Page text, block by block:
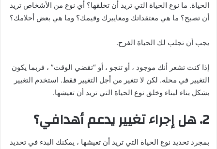
الحياة. ما نوع الحياة التي تريد أن تخلقها؟ أي نوع من الأشخاص تريد
أن تصبح؟ ما هي معتقداتك ومعاييرك وقيمك؟ وما هي بعض أحلامك؟
يجب أن تجلب لك الحياة الفرح.
إذا كنت تشعر أنك موجود ، أو تنجو ، أو “تقضي الوقت” ، فربما يكون
التغيير في محله. لكن لا تتغير من أجل التغيير فقط. استخدم التغيير
بشكل بناء لبناء وخلق نوع الحياة التي تريد أن تعيشها.
2. هل إجراء تغيير يدعم أهدافي؟
بمجرد تحديد نوع الحياة التي تريد أن تعيشها ، يمكنك البدء في تحديد